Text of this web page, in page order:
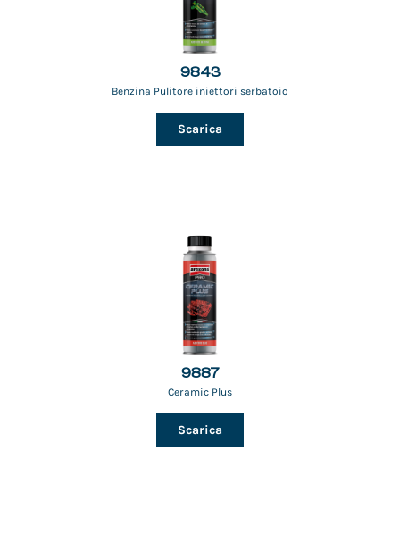
9843
Benzina Pulitore iniettori serbatoio
Scarica
9887
Ceramic Plus
Scarica